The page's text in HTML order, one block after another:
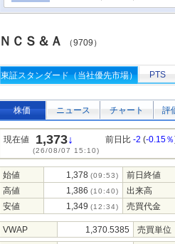
ＮＣＳ＆Ａ （9709）
東証スタンダード（当社優先市場） PTS
株価 ニュース チャート 評
現在値 1,373↓
(26/08/07 15:10)
前日比 -2 (-0.15％
始値 1,378 (09:53)
前日終値
高値
1,386 (10:40)
出来高
安値
1,349 (12:34) 売買代金
VWAP 1,370.5385 売買単位